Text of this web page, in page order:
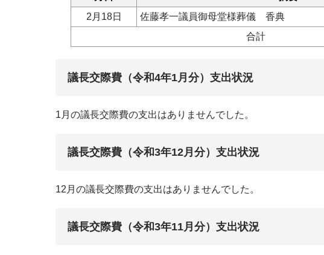
2月18日
佐藤孝一議員御母堂様葬儀 香典
合計
議長交際費（令和4年1月分）支出状況
1月の議長交際費の支出はありませんでした。
議長交際費（令和3年12月分）支出状況
12月の議長交際費の支出はありませんでした。
議長交際費（令和3年11月分）支出状況